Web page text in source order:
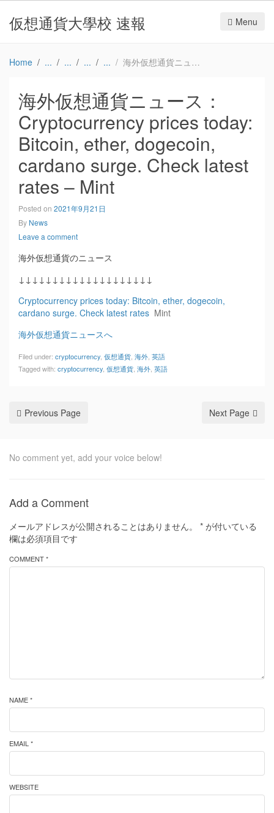
仮想通貨大學校 速報 Menu
Home 海外仮想通貨ニュース：Cryptocurrency prices today: Bitcoin, ether, dogecoin, cardano surge. Check latest rates – Mint
海外仮想通貨ニュース：
Cryptocurrency prices today:
Bitcoin, ether, dogecoin,
cardano surge. Check latest
rates – Mint
Posted on 2021年9月21日
By News
Leave a comment
海外仮想通貨のニュース
↓↓↓↓↓↓↓↓↓↓↓↓↓↓↓↓↓↓↓↓
Cryptocurrency prices today: Bitcoin, ether, dogecoin,
cardano surge. Check latest rates Mint
海外仮想通貨ニュースへ
Filed under: cryptocurrency 仮想通貨 海外 英語
Tagged with: cryptocurrency 仮想通貨 海外 英語
Previous Page Next Page
No comment yet, add your voice below!
Add a Comment
メールアドレスが公開されることはありません。 * が付いている
欄は必須項目です
COMMENT *
NAME *
EMAIL *
WEBSITE